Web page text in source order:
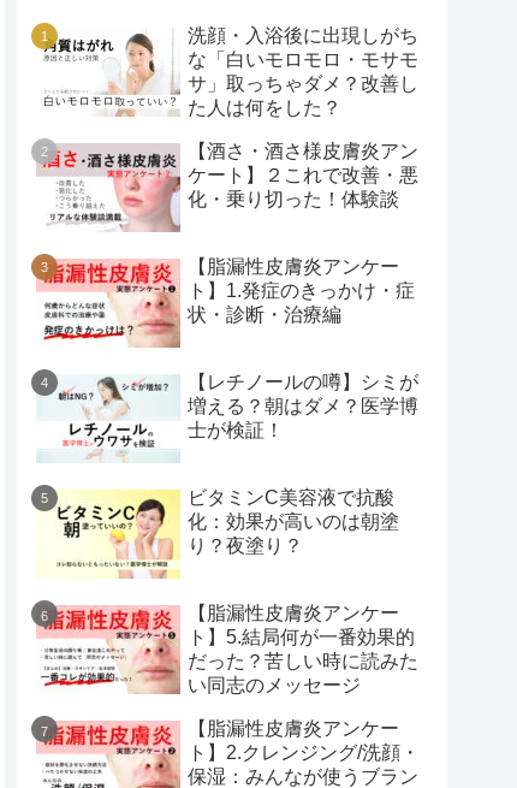
洗顔・入浴後に出現しがち
な「白いモロモロ・モサモ
サ」取っちゃダメ？改善し
た人は何をした？
【酒さ・酒さ様皮膚炎アン
ケート】２これで改善・悪
化・乗り切った！体験談
【脂漏性皮膚炎アンケー
ト】1.発症のきっかけ・症
状・診断・治療編
【レチノールの噂】シミが
増える？朝はダメ？医学博
士が検証！
ビタミンC美容液で抗酸
化：効果が高いのは朝塗
り？夜塗り？
【脂漏性皮膚炎アンケー
ト】5.結局何が一番効果的
だった？苦しい時に読みた
い同志のメッセージ
【脂漏性皮膚炎アンケー
ト】2.クレンジング/洗顔・
保湿：みんなが使うブラン